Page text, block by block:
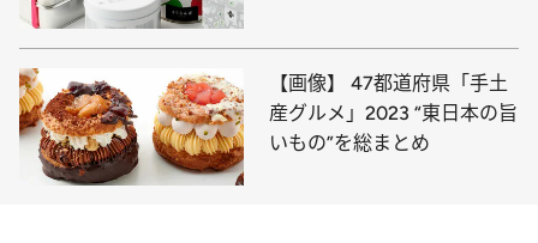
【画像】 47都道府県「手土
産グルメ」2023 “東日本の旨
いもの”を総まとめ